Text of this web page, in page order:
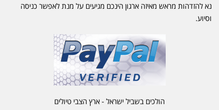
נא להזדהות מראש מאיזה ארגון הינכם מגיעים על מנת לאפשר כניסה
וסיוע.
הולכים בשביל ישראל - ארץ הצבי טיולים